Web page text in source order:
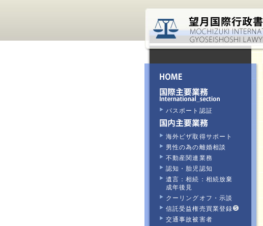
パスポート認証
海外ビザ取得サポート
男性の為の離婚相談
不動産関連業務
認知・胎児認知
遺言：相続：相続放棄
成年後見
クーリングオフ・示談
信託受益権売買業登録
交通事故被害者